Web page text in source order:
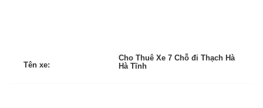
Tên xe:
Cho Thuê Xe 7 Chỗ đi Thạch Hà
Hà Tĩnh